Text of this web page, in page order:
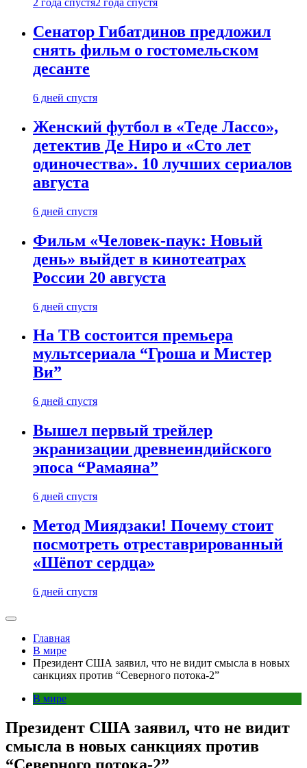
2 года спустя2 года спустя
Сенатор Гибатдинов предложил
снять фильм о гостомельском
десанте
6 дней спустя
Женский футбол в «Теде Лассо»,
детектив Де Ниро и «Сто лет
одиночества». 10 лучших сериалов
августа
6 дней спустя
Фильм «Человек-паук: Новый
день» выйдет в кинотеатрах
России 20 августа
6 дней спустя
На ТВ состоится премьера
мультсериала “Гроша и Мистер
Ви”
6 дней спустя
Вышел первый трейлер
экранизации древнеиндийского
эпоса “Рамаяна”
6 дней спустя
Метод Миядзаки! Почему стоит
посмотреть отреставрированный
«Шёпот сердца»
6 дней спустя
Главная
В мире
Президент США заявил, что не видит смысла в новых
санкциях против “Северного потока-2”
В мире
Президент США заявил, что не видит
смысла в новых санкциях против